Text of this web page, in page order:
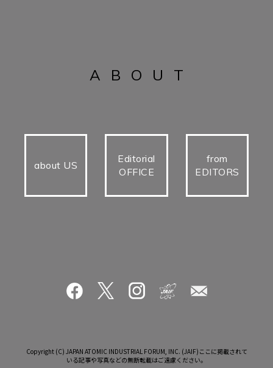
ABOUT
about US
Editorial
OFFICE
from
EDITORS
Copyright (C) JAPAN ATOMIC INDUSTRIAL FORUM, INC. (JAIF)ここに掲載されて
いる記事や写真などの無断転載はご遠慮ください。